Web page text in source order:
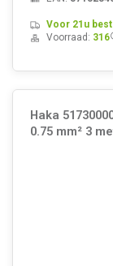
Voor 21u
Voorraad: 316
Haka
0.75 mm² 3